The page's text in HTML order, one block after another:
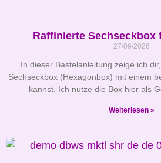
Raffinierte Sechseckbox
27/06/2026
In dieser Bastelanleitung zeige ich
Sechseckbox (Hexagonbox) mit einem
kannst. Ich nutze die Box hier als
Weiterlesen »